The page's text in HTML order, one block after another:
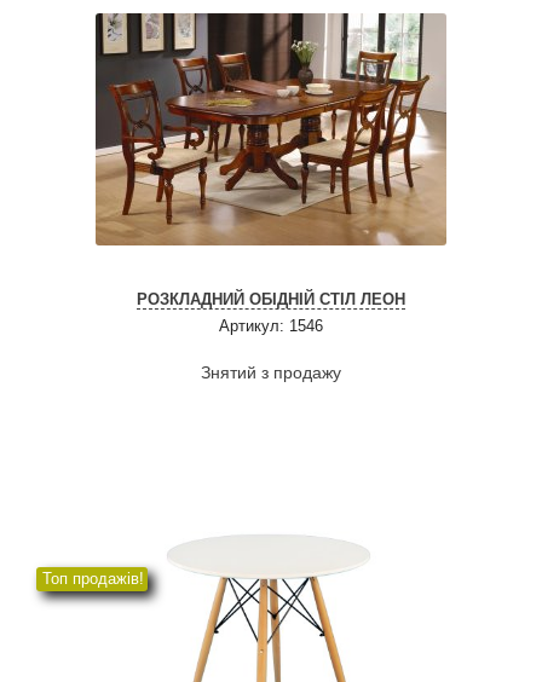
РОЗКЛАДНИЙ ОБІДНІЙ СТІЛ ЛЕОН
Артикул: 1546
Знятий з продажу
Топ продажів!